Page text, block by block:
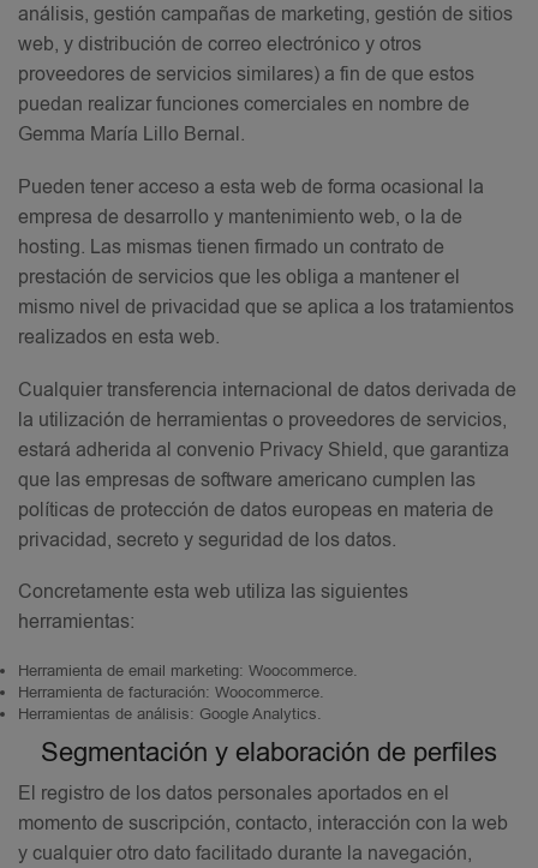
análisis, gestión campañas de marketing, gestión de sitios
web, y distribución de correo electrónico y otros
proveedores de servicios similares) a fin de que estos
puedan realizar funciones comerciales en nombre de
Gemma María Lillo Bernal.
Pueden tener acceso a esta web de forma ocasional la
empresa de desarrollo y mantenimiento web, o la de
hosting. Las mismas tienen firmado un contrato de
prestación de servicios que les obliga a mantener el
mismo nivel de privacidad que se aplica a los tratamientos
realizados en esta web.
Cualquier transferencia internacional de datos derivada de
la utilización de herramientas o proveedores de servicios,
estará adherida al convenio Privacy Shield, que garantiza
que las empresas de software americano cumplen las
políticas de protección de datos europeas en materia de
privacidad, secreto y seguridad de los datos.
Concretamente esta web utiliza las siguientes
herramientas:
Herramienta de email marketing: Woocommerce.
Herramienta de facturación: Woocommerce.
Herramientas de análisis: Google Analytics.
Segmentación y elaboración de perfiles
El registro de los datos personales aportados en el
momento de suscripción, contacto, interacción con la web
y cualquier otro dato facilitado durante la navegación,